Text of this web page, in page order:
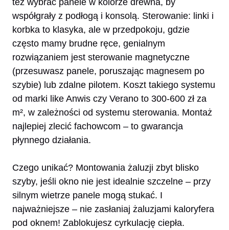
współgrały z podłogą i konsolą. Sterowanie: linki i
korbka to klasyka, ale w przedpokoju, gdzie
często mamy brudne ręce, genialnym
rozwiązaniem jest sterowanie magnetyczne
(przesuwasz panele, poruszając magnesem po
szybie) lub zdalne pilotem. Koszt takiego systemu
od marki like Anwis czy Verano to 300-600 zł za
m², w zależności od systemu sterowania. Montaż
najlepiej zlecić fachowcom – to gwarancja
płynnego działania.
Czego unikać? Montowania żaluzji zbyt blisko
szyby, jeśli okno nie jest idealnie szczelne – przy
silnym wietrze panele mogą stukać. I
najważniejsze – nie zasłaniaj żaluzjami kaloryfera
pod oknem! Zablokujesz cyrkulację ciepła.